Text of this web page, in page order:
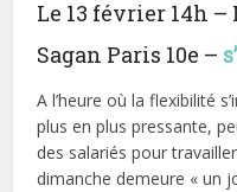
Le 13 février 14h
Sagan Paris 10e –
A l’heure où la flexibilité
plus en plus pressante,
des salariés pour
dimanche demeure « un